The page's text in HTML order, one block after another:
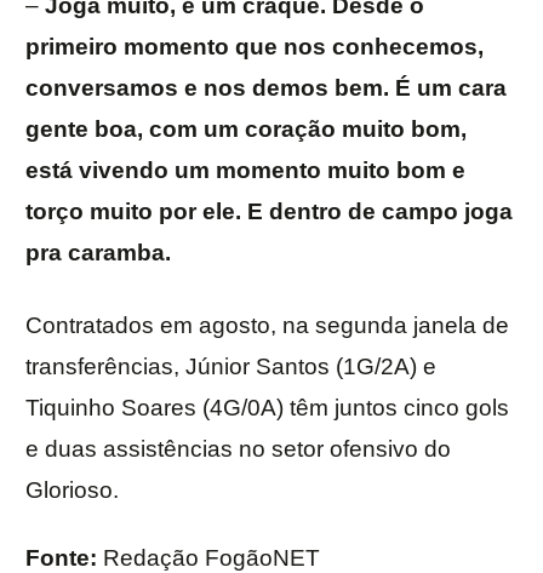
– Joga muito, é um craque. Desde o
primeiro momento que nos conhecemos,
conversamos e nos demos bem. É um cara
gente boa, com um coração muito bom,
está vivendo um momento muito bom e
torço muito por ele. E dentro de campo joga
pra caramba.
Contratados em agosto, na segunda janela de
transferências, Júnior Santos (1G/2A) e
Tiquinho Soares (4G/0A) têm juntos cinco gols
e duas assistências no setor ofensivo do
Glorioso.
Fonte: Redação FogãoNET